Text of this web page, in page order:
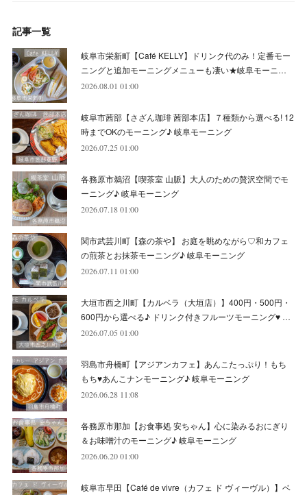
(5
(7)
(10
( 6)
(10)
(6
(5)
(6)
(8)
(7
(9)
(4)
(6)
(7
(11)
(7)
(9)
(2)
(7
(7)
(5)
(1)
(8)
(4)
(7)
(4)
(5)
(4)
(4)
(10)
(10)
(6)
(7)
(8)
(7)
(6)
(5)
(6)
(8)
(8)
(5)
(8)
(8)
(8)
(9)
(9)
(9)
(7)
(11)
(10)
(10)
(12)
(16)
(9)
(13)
(8)
(6)
(12)
(6)
記事一覧
岐阜市栄新町【Café KELLY】ドリンク代のみ！定番モー
ニングと追加モーニングメニューも凄い★岐阜モーニ…
2026.08.01 01:00
岐阜市茜部【さざん珈琲 茜部本店】７種類から選べる! 12
時までOKのモーニング♪ 岐阜モーニング
2026.07.25 01:00
各務原市鵜沼【喫茶室 山脈】大人のための贅沢空間でモ
ーニング♪ 岐阜モーニング
2026.07.18 01:00
関市武芸川町【森の茶や】 お庭を眺めながら♡和カフェ
の煎茶とお抹茶モーニング♪ 岐阜モーニング
2026.07.11 01:00
大垣市西之川町【カルベラ（大垣店）】400円・500円・
600円から選べる♪ ドリンク付きフルーツモーニング♥ …
2026.07.05 01:00
羽島市舟橋町【アジアンカフェ】あんこたっぷり！もち
もち♥あんこナンモーニング♪ 岐阜モーニング
2026.06.28 11:08
各務原市那加【お食事処 安ちゃん】心に染みるおにぎり
＆お味噌汁のモーニング♪ 岐阜モーニング
2026.06.20 01:00
岐阜市早田【Café de vivre（カフェ ド ヴィーヴル）】ベ